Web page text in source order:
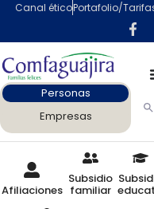
contenido
Canal éticoPortafolio/
Personas
Empresas
Afiliaciones
Subsidio
familiar